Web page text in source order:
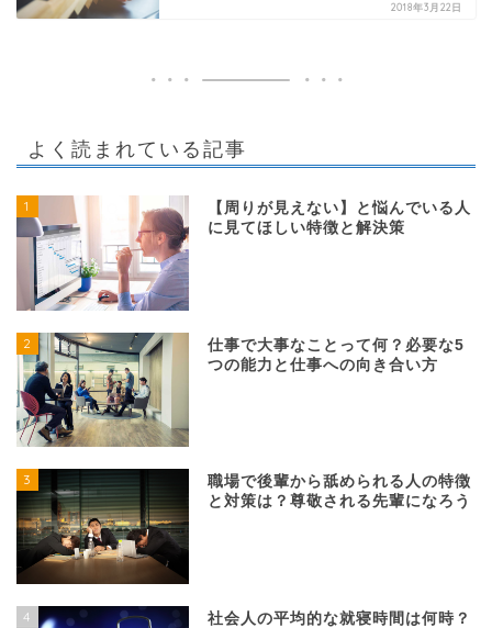
2018年3月22日
よく読まれている記事
1
【周りが見えない】と悩んでいる人
に見てほしい特徴と解決策
2
仕事で大事なことって何？必要な5
つの能力と仕事への向き合い方
3
職場で後輩から舐められる人の特徴
と対策は？尊敬される先輩になろう
4
社会人の平均的な就寝時間は何時？